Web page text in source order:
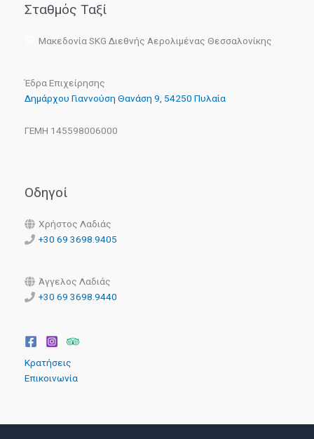
Σταθμός Ταξί
Μακεδονία SKG Διεθνής Αερολιμένας Θεσσαλονίκης
Έδρα Επιχείρησης
Δημάρχου Γιαννούση Θανάση 9, 54250 Πυλαία
ΓΕΜΗ 145598006000
Οδηγοί
Χρήστος Λαδιάς
+30 69 3698.9405
Άγγελος Λαδιάς
+30 69 3698.9440
Κρατήσεις
Επικοινωνία